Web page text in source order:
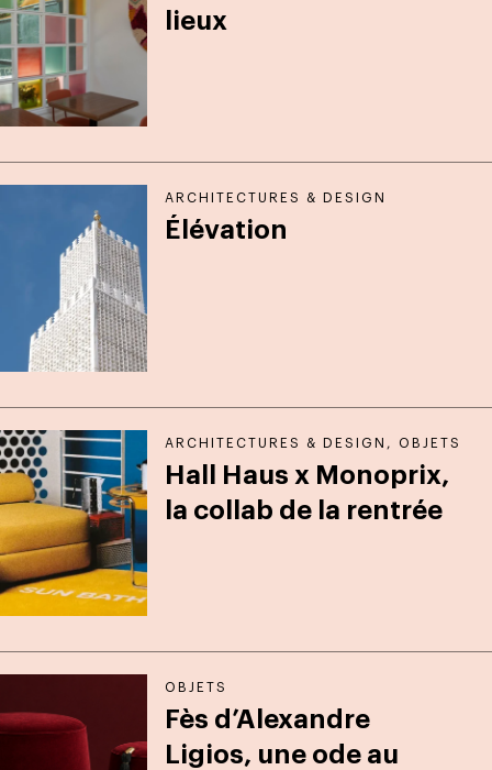
lieux
ARCHITECTURES & DESIGN
Élévation
ARCHITECTURES & DESIGN ,OBJETS
Hall Haus x Monoprix,
la collab de la rentrée
OBJETS
Fès d’Alexandre
Ligios, une ode au